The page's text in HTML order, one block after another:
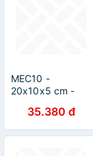
MEC10 -
20x10x5 cm -
hộp carton trơn
siêu tiết kiệm
ECONO
35.380 đ